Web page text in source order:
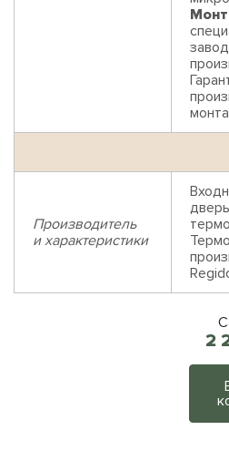
Производитель
и характеристики
2